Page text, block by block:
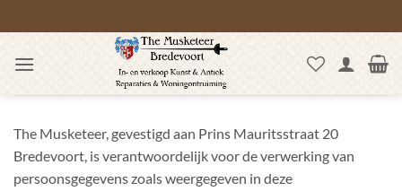
naar
inhoud
The Musketeer, gevestigd aan Prins Mauritsstraat 20
Bredevoort, is verantwoordelijk voor de verwerking van
persoonsgegevens zoals weergegeven in deze